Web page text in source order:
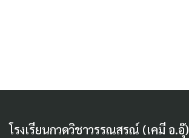
โรงเรียนกวดวิชาวรรณสรณ์ (เคมี อ.อุ๊)